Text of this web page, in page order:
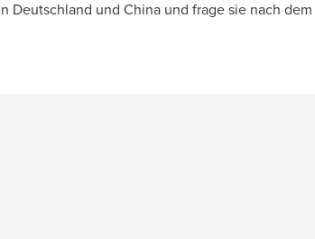
Deutschland und China und frage sie nach dem